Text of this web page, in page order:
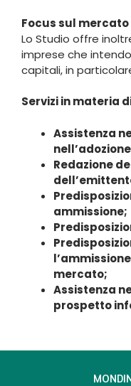
Focus sul
Lo Studio offre
imprese che
capitali, in
Servizi in materia
Assistenza
Redazione
ammissione;
mercato;
Assistenza
prospetto